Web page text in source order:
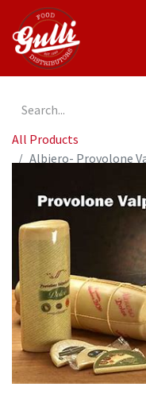
All Products
Albiero- Provolone